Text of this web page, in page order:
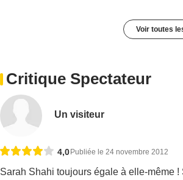
Voir toutes
Critique Spectateur
Un visiteur
4,0 Publiée le 24 novembre 2012
Sarah Shahi toujours égale à elle-même